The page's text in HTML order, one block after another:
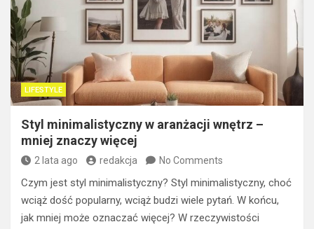
LIFESTYLE
Styl minimalistyczny w aranżacji wnętrz –
mniej znaczy więcej
2 lata ago redakcja No Comments
Czym jest styl minimalistyczny? Styl minimalistyczny, choć
wciąż dość popularny, wciąż budzi wiele pytań. W końcu,
jak mniej może oznaczać więcej? W rzeczywistości